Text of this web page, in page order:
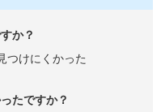
か？
つけにくかった
たですか？